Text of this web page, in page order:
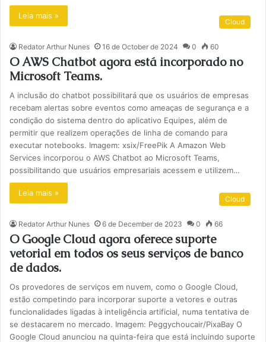
Leia mais »
Cloud
Redator Arthur Nunes 16 de October de 2024 0 60
O AWS Chatbot agora está incorporado no
Microsoft Teams.
A inclusão do chatbot possibilitará que os usuários de empresas
recebam alertas sobre eventos como ameaças de segurança e a
condição do sistema dentro do aplicativo Equipes, além de
permitir que realizem operações de linha de comando para
executar notebooks. Imagem: xsix/FreePik A Amazon Web
Services incorporou o AWS Chatbot ao Microsoft Teams,
possibilitando que usuários empresariais acessem e utilizem…
Leia mais »
Cloud
Redator Arthur Nunes 6 de December de 2023 0 66
O Google Cloud agora oferece suporte
vetorial em todos os seus serviços de banco
de dados.
Os provedores de serviços em nuvem, como o Google Cloud,
estão competindo para incorporar suporte a vetores e outras
funcionalidades ligadas à inteligência artificial, numa tentativa de
se destacarem no mercado. Imagem: Peggychoucair/PixaBay O
Google Cloud anunciou na quinta-feira que está incluindo suporte